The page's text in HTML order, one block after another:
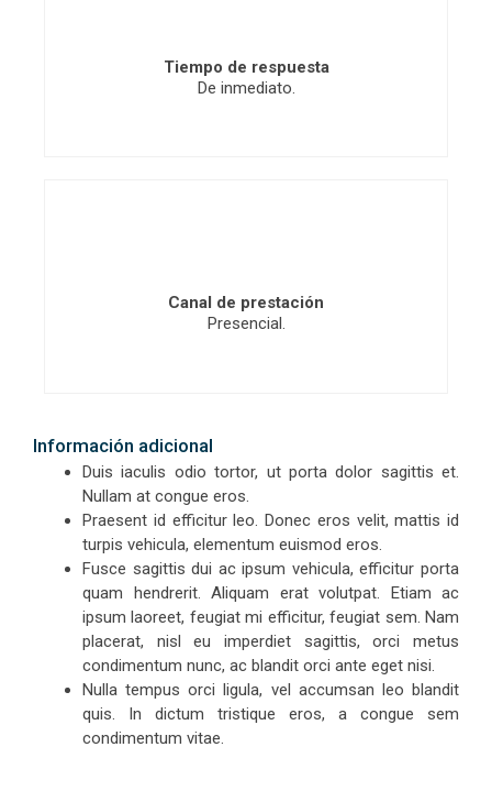
Tiempo de respuesta
De inmediato.
Canal de prestación
Presencial.
Información adicional
Duis iaculis odio tortor, ut porta dolor sagittis et.
Nullam at congue eros.
Praesent id efficitur leo. Donec eros velit, mattis id
turpis vehicula, elementum euismod eros.
Fusce sagittis dui ac ipsum vehicula, efficitur porta
quam hendrerit. Aliquam erat volutpat. Etiam ac
ipsum laoreet, feugiat mi efficitur, feugiat sem. Nam
placerat, nisl eu imperdiet sagittis, orci metus
condimentum nunc, ac blandit orci ante eget nisi.
Nulla tempus orci ligula, vel accumsan leo blandit
quis. In dictum tristique eros, a congue sem
condimentum vitae.